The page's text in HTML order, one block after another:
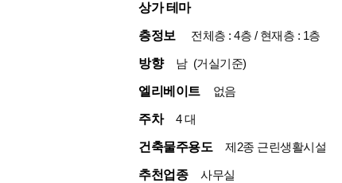
상가 테마
층정보 전체층 : 4층 / 현재층 : 1층
방향 남 (거실기준)
엘리베이트 없음
주차 4 대
건축물주용도 제2종 근린생활시설
추천업종 사무실